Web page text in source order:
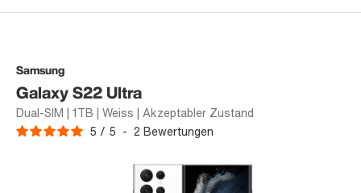
Samsung
Galaxy S22 Ultra
Dual-SIM | 1TB | Weiss | Akzeptabler Zustand
5 / 5 - 2 Bewertungen